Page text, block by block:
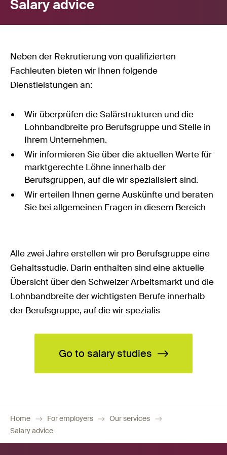
Salary advice
Neben der Rekrutierung von qualifizierten
Fachleuten bieten wir Ihnen folgende
Dienstleistungen an:
Wir überprüfen die Salärstrukturen und die
Lohnbandbreite pro Berufsgruppe und Stelle in
Ihrem Unternehmen.
Wir informieren Sie über die aktuellen Werte für
marktgerechte Löhne innerhalb der
Berufsgruppen, auf die wir spezialisiert sind.
Wir erteilen Ihnen gerne Auskünfte und beraten
Sie bei allgemeinen Fragen in diesem Bereich
Alle zwei Jahre erstellen wir pro Berufsgruppe eine
Gehaltsstudie. Darin enthalten sind eine aktuelle
Übersicht über den Schweizer Arbeitsmarkt und die
Lohnbandbreite der wichtigsten Berufe innerhalb
der Berufsgruppe, auf die wir spezialis
Go to salary studies
Home For employers
Our services
Salary advice